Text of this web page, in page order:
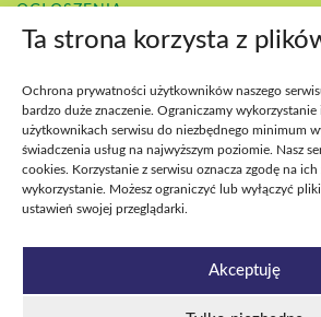
Ta strona korzysta z
Ochrona prywatności użytkowników naszego
bardzo duże znaczenie. Ograniczamy
użytkownikach serwisu do niezbędnego minimum
świadczenia usług na najwyższym poziomie. Nasz
cookies. Korzystanie z serwisu oznacza zgodę na ich
wykorzystanie. Możesz ograniczyć lub wyłączyć
ustawień swojej przeglądarki.
Akceptuję
OGŁOSZENIA
KONTAKT
BIP
DEKLARACJA DOSTĘPNOŚCI
DOSTĘPNOŚĆ WYDARZEŃ